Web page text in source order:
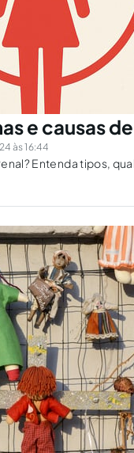
e causas
às 16:44
Entenda tipos,